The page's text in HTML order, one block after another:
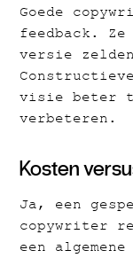
Goede
feedback.
versie
visie beter
verbeteren.
Kosten
Ja, een
copywriter
een